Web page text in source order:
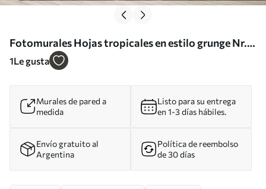
Fotomurales Hojas tropicales en estilo grunge Nr.
u97012
1Le gusta
Murales de pared a
medida
Listo para su entrega
en 1-3 días hábiles.
Envío gratuito al
Argentina
Política de reembolso
de 30 días